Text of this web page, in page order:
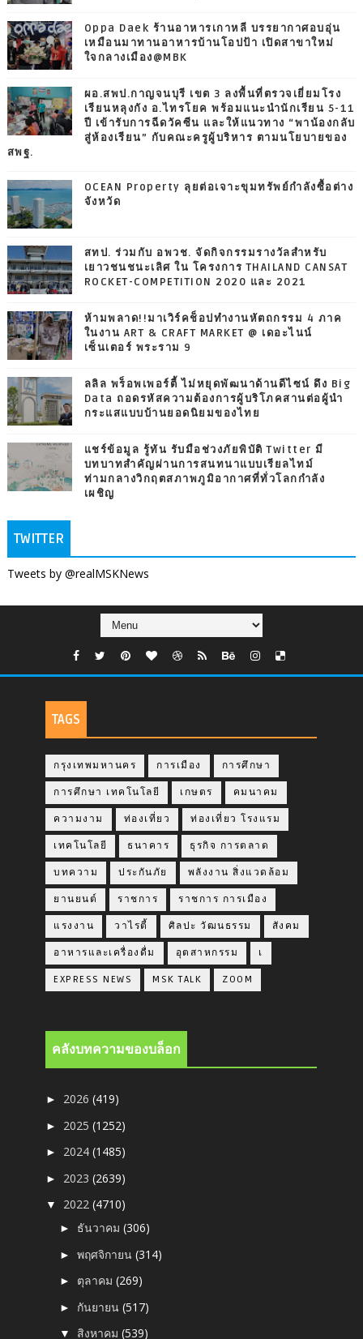
Oppa Daek ร้านอาหารเกาหลี บรรยากาศอบอุ่น
เหมือนมาทานอาหารบ้านโอปป้า เปิดสาขาใหม่
ใจกลางเมือง@MBK
ผอ.สพป.กาญจนบุรี เขต 3 ลงพื้นที่ตรวจเยี่ยมโรง
เรียนหลุงกัง อ.ไทรโยค พร้อมแนะนำนักเรียน 5-11
ปี เข้ารับการฉีดวัคซีน และให้แนวทาง “พาน้องกลับ
สู่ห้องเรียน” กับคณะครูผู้บริหาร ตามนโยบายของ
สพฐ.
OCEAN Property ลุยต่อเจาะขุมทรัพย์กำลังซื้อต่าง
จังหวัด
สทป. ร่วมกับ อพวช. จัดกิจกรรมรางวัลสำหรับ
เยาวชนชนะเลิศ ใน โครงการ THAILAND CANSAT
ROCKET-COMPETITION 2020 และ 2021
ห้ามพลาด!!มาเวิร์คช็อปทำงานหัตถกรรม 4 ภาค
ในงาน ART & CRAFT MARKET @ เดอะไนน์
เซ็นเตอร์ พระราม 9
ลลิล พร็อพเพอร์ตี้ ไม่หยุดพัฒนาด้านดีไซน์ ดึง Big
Data ถอดรหัสความต้องการผู้บริโภคสานต่อผู้นำ
กระแสแบบบ้านยอดนิยมของไทย
แชร์ข้อมูล รู้ทัน รับมือช่วงภัยพิบัติ Twitter มี
บทบาทสำคัญผ่านการสนทนาแบบเรียลไทม์
ท่ามกลางวิกฤตสภาพภูมิอากาศที่ทั่วโลกกำลัง
เผชิญ
TWITTER
Tweets by @realMSKNews
TAGS
กรุงเทพมหานคร การเมือง การศึกษา
การศึกษา เทคโนโลยี เกษตร คมนาคม
ความงาม ท่องเที่ยว ท่องเที่ยว โรงแรม
เทคโนโลยี ธนาคาร ธุรกิจ การตลาด
บทความ ประกันภัย พลังงาน สิ่งแวดล้อม
ยานยนต์ ราชการ ราชการ การเมือง
แรงงาน วาไรตี้ ศิลปะ วัฒนธรรม สังคม
อาหารและเครื่องดื่ม อุตสาหกรรม เ
EXPRESS NEWS MSK TALK ZOOM
คลังบทความของบล็อก
► 2026(419)
► 2025(1252)
► 2024(1485)
► 2023(2639)
▼ 2022(4710)
► ธันวาคม(306)
►พฤศจิกายน(314)
► ตุลาคม(269)
► กันยายน(517)
▼ สิงหาคม(539)